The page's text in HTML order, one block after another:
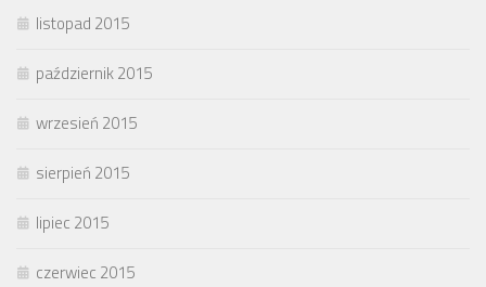
listopad 2015
październik 2015
wrzesień 2015
sierpień 2015
lipiec 2015
czerwiec 2015